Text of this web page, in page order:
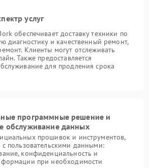
услуг
обеспечивает доставку техники по
диагностику и качественный ремонт,
Клиенты могут отслеживать
Также предоставляется
для продления срока
программные решение и
обслуживание данных
прошивок и инструментов,
с пользовательскими данными:
конфиденциальность и
при необходимости